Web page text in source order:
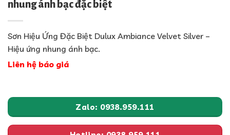
nhung ánh bạc đặc biệt
Sơn Hiệu Ứng Đặc Biệt Dulux Ambiance Velvet Silver –
Hiệu ứng nhung ánh bạc.
Liên hệ báo giá
Zalo: 0938.959.111